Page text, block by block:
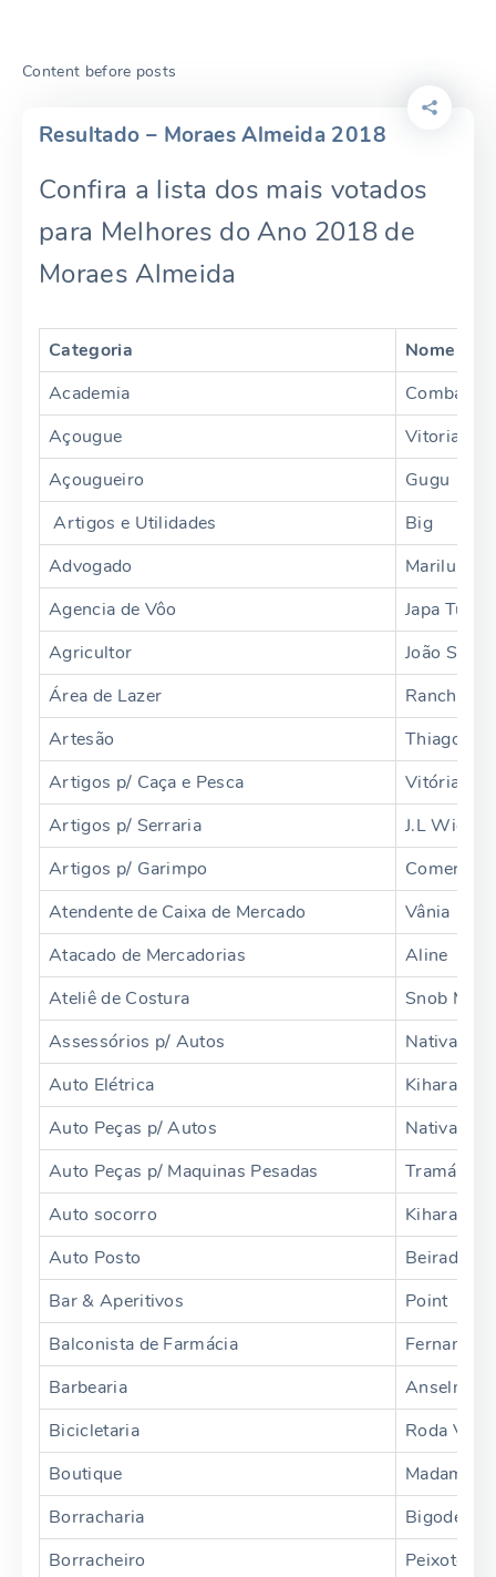
Content before posts
Resultado – Moraes Almeida 2018
Confira a lista dos mais votados
para Melhores do Ano 2018 de
Moraes Almeida
Categoria
Nome
Academia
Combat
Açougue
Vitoria
Açougueiro
Gugu
Artigos e Utilidades
Big
Advogado
Marilu
Agencia de Vôo
Japa Tur
Agricultor
João
Área de Lazer
Rancho
Artesão
Thiago
Artigos p/ Caça e Pesca
Vitória
Artigos p/ Serraria
J.L Widias
Artigos p/ Garimpo
Comercial
Atendente de Caixa de Mercado
Vânia
Atacado de Mercadorias
Aline
Ateliê de Costura
Snob
Assessórios p/ Autos
Nativa
Auto Elétrica
Kihara
Auto Peças p/ Autos
Nativa
Auto Peças p/ Maquinas Pesadas
Auto socorro
Kihara
Auto Posto
Beiradão
Bar & Aperitivos
Point
Balconista de Farmácia
Barbearia
Anselmo
Bicicletaria
Roda Viva
Boutique
Madame
Borracharia
Bigode
Borracheiro
Peixoto